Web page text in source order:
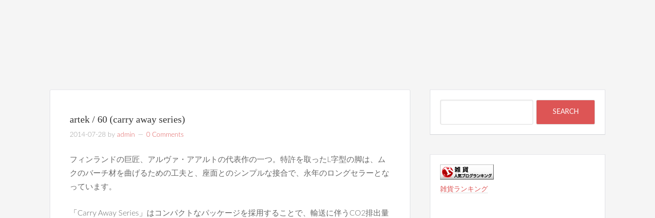
artek / 60 (carry away series)
2014-07-28 by admin 0 Comments
フィンランドの巨匠、アルヴァ・アアルトの代表作の一つ。特許を取ったL字型の脚は、ム
クのバーチ材を曲げるための工夫と、座面とのシンプルな接合で、永年のロングセラーとな
っています。
「Carry Away Series」はコンパクトなパッケージを採用することで、輸送に伴うCO2排出量
雑貨ランキング